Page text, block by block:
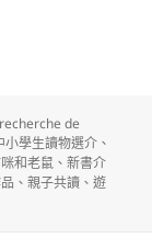
貓咪和老鼠》
de
小學生讀物選介 、
和老鼠 、新書介
、親子共讀 、遊
老鼠》〉